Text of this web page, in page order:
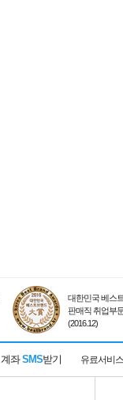
대한민국 베스
판매직 취업부
(2016.12)
계좌SMS받기 유료서비